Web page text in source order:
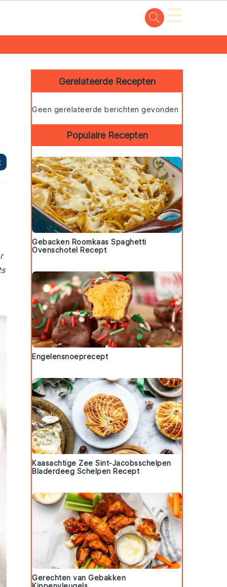
☰
Primary
Sidebar
Gerelateerde Recepten
Geen gerelateerde berichten gevonden
Populaire Recepten
Gebacken Roomkaas Spaghetti
Ovenschotel Recept
Engelensnoeprecept
Kaasachtige Zee Sint-Jacobsschelpen
Bladerdeeg Schelpen Recept
Gerechten van Gebakken